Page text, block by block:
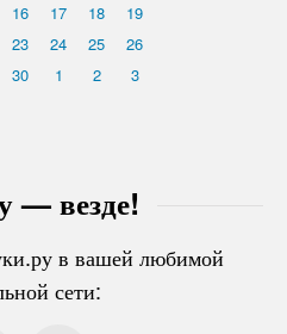
— везде!
в вашей любимой
сети:
16 17 18
19
23 24 25
26
30 1 2 3